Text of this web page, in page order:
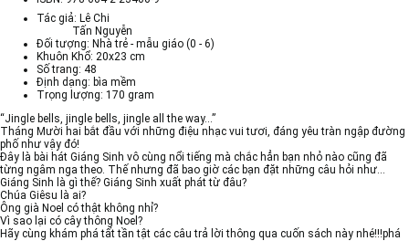
Tác giả: Lê Chi
Tấn Nguyễn
Đối tượng: Nhà trẻ - mẫu giáo (0 - 6)
Khuôn Khổ: 20x23 cm
Số trang: 48
Định dạng: bìa mềm
Trọng lượng: 170 gram
“Jingle bells, jingle bells, jingle all the way...”
Tháng Mười hai bắt đầu với những điệu nhạc vui tươi, đáng yêu tràn ngập đường
phố như vậy đó!
Đây là bài hát Giáng Sinh vô cùng nổi tiếng mà chắc hẳn bạn nhỏ nào cũng đã
từng ngâm nga theo. Thế nhưng đã bao giờ các bạn đặt những câu hỏi như...
Giáng Sinh là gì thế? Giáng Sinh xuất phát từ đâu?
Chúa Giêsu là ai?
Ông già Noel có thật không nhỉ?
Vì sao lại có cây thông Noel?
Hãy cùng khám phá tất tần tật các câu trả lời thông qua cuốn sách này nhé!!!phá